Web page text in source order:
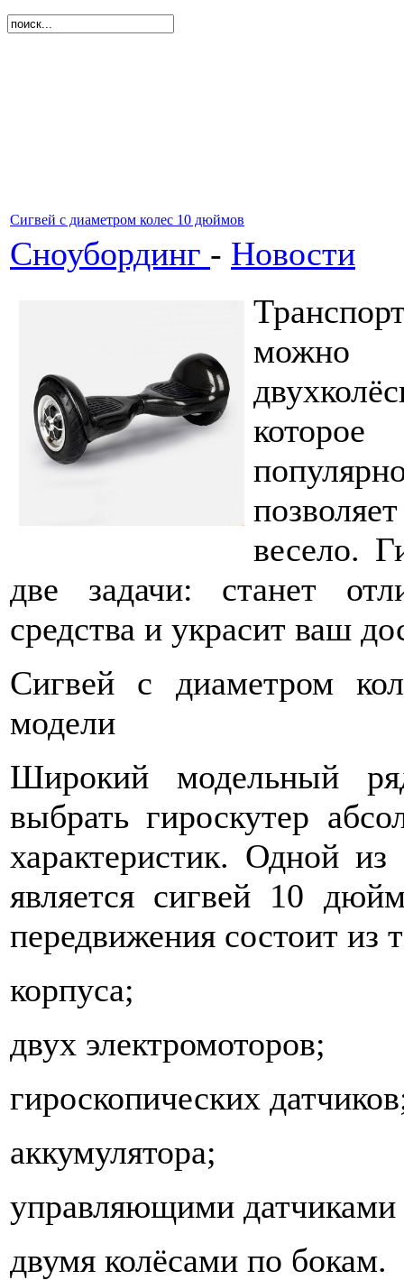
Сигвей с диаметром колес 10 дюймов
Сноубординг - Новости
можно
весело.
две задачи: станет
средства и украсит ваш
Сигвей с диаметром
модели
Широкий модельный
выбрать гироскутер
характеристик. Одной
является сигвей 10
передвижения состоит
корпуса;
двух электромоторов;
гироскопических
аккумулятора;
управляющими датчиками
двумя колёсами по бокам.